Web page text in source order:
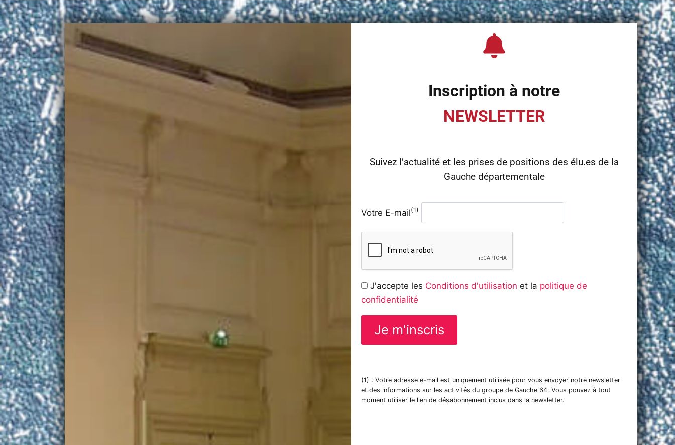
Inscription à notre
NEWSLETTER
Suivez l’actualité et les prises de positions des élu.es de la
Gauche départementale
Votre E-mail(1)
J'accepte les Conditions d'utilisation et la politique de
confidentialité
(1) : Votre adresse e-mail est uniquement utilisée pour vous envoyer notre newsletter
et des informations sur les activités du groupe de Gauche 64. Vous pouvez à tout
moment utiliser le lien de désabonnement inclus dans la newsletter.